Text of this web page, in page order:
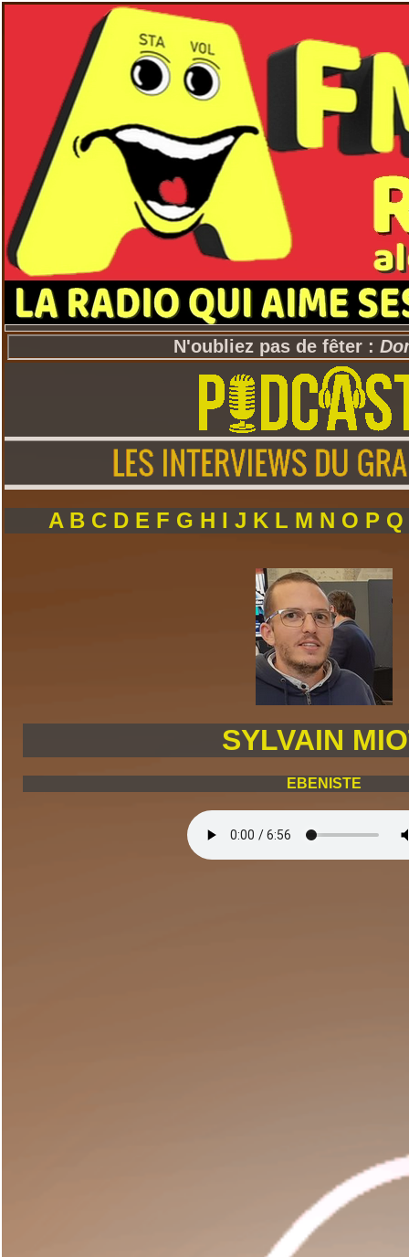
A B C D E F G H IJ K L M N O P
SYLVAIN
EBENISTE